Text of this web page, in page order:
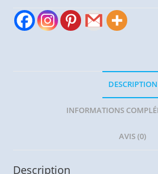
HORSE
DESCRIPTION
INFORMATIONS
AVIS (0)
Description